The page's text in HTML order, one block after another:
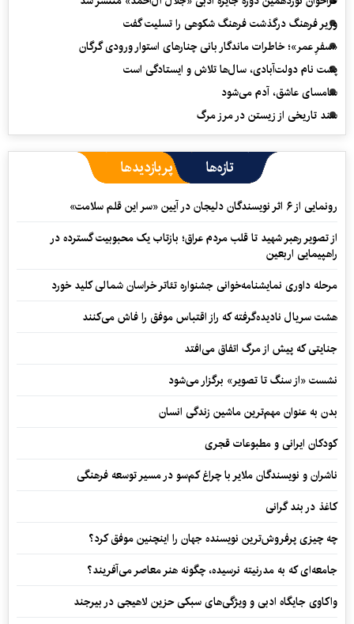
وزیر فرهنگ درگذشت فرهنگ شکوهی را تسلیت گفت
«سفرِ عمر»؛ خاطرات ماندگار بانی چنارهای استوار ورودی گرگان
پشت نام دولت‌آبادی، سال‌ها تلاش و ایستادگی است
سامسای عاشق، آدم می‌شود
سند تاریخی از زیستن در مرز مرگ
تازه‌ها پربازدیدها
رونمایی از ۶ اثر نویسندگان دلیجان در آیین «سر این قلم سلامت»
از تصویر رهبر شهید تا قلب مردم عراق؛ بازتاب یک محبوبیت گسترده در
راهپیمایی اربعین
مرحله داوری نمایشنامه‌خوانی جشنواره تئاتر خراسان شمالی کلید خورد
هشت سریال نادیده‌گرفته که راز اقتباس موفق را فاش می‌کنند
جنایتی که پیش از مرگ اتفاق می‌افتد
نشست «از سنگ تا تصویر» برگزار می‌شود
بدن به عنوان مهم‌ترین ماشین زندگی انسان
کودکان ایرانی و مطبوعات قجری
ناشران و نویسندگان ملایر با چراغ کم‌سو در مسیر توسعه فرهنگی
کاغذ در بند گرانی
چه چیزی پرفروش‌ترین نویسنده جهان را اینچنین موفق کرد؟
جامعه‌ای که به مدرنیته نرسیده، چگونه هنر معاصر می‌آفریند؟
واکاوی جایگاه ادبی و ویژگی‌های سبکی حزین لاهیجی در بیرجند